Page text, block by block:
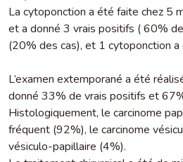
La cytoponction a été faite chez 5
et a donné 3 vrais positifs ( 60%
(20% des cas), et 1 cytoponction
L’examen extemporané a été
donné 33% de vrais positifs et
Histologiquement, le carcinome
fréquent (92%), le carcinome
vésiculo-papillaire (4%).